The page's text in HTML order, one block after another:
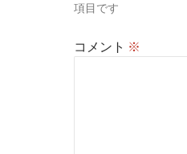
項目です
コメント ※